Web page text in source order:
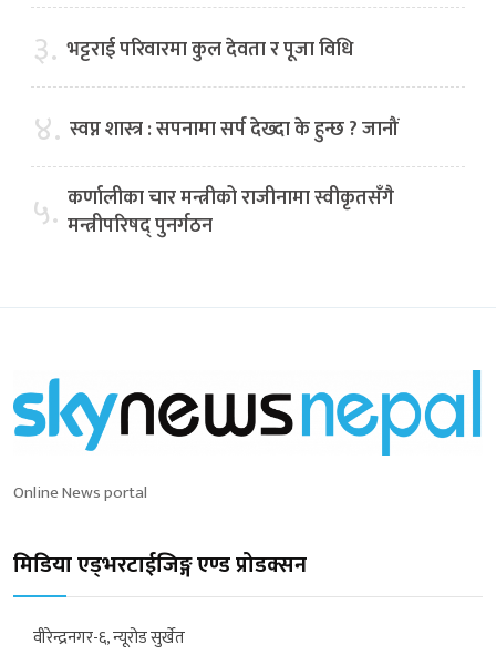
३. भट्टराई परिवारमा कुल देवता र पूजा विधि
४. स्वप्न शास्त्र : सपनामा सर्प देख्दा के हुन्छ ? जानौं
५. कर्णालीका चार मन्त्रीको राजीनामा स्वीकृतसँगै
मन्त्रीपरिषद् पुनर्गठन
Online News portal
मिडिया एड्भरटाईजिङ्ग एण्ड प्रोडक्सन
वीरेन्द्रनगर-६, न्यूरोड सुर्खेत